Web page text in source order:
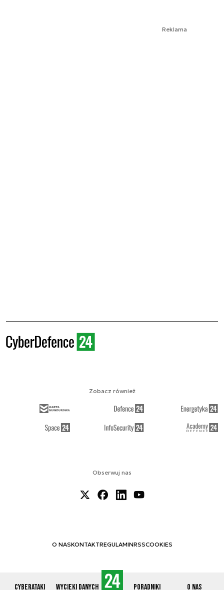
Cyberataki Wycieki danych Poradniki O nas
Reklama
Obserwuj nas
O NASKONTAKTREGULAMINRSSCOOKIES
Zobacz również